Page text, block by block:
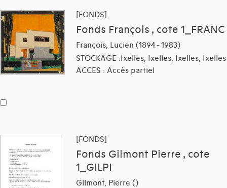
[FONDS]
Fonds François , cote 1_FRANC
François, Lucien (1894 - 1983)
STOCKAGE :Ixelles, Ixelles, Ixelles, Ixelles
ACCES : Accès partiel
[FONDS]
Fonds Gilmont Pierre , cote
1_GILPI
Gilmont, Pierre ()